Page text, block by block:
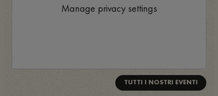
Manage privacy settings
TUTTI I NOSTRI EVENTI